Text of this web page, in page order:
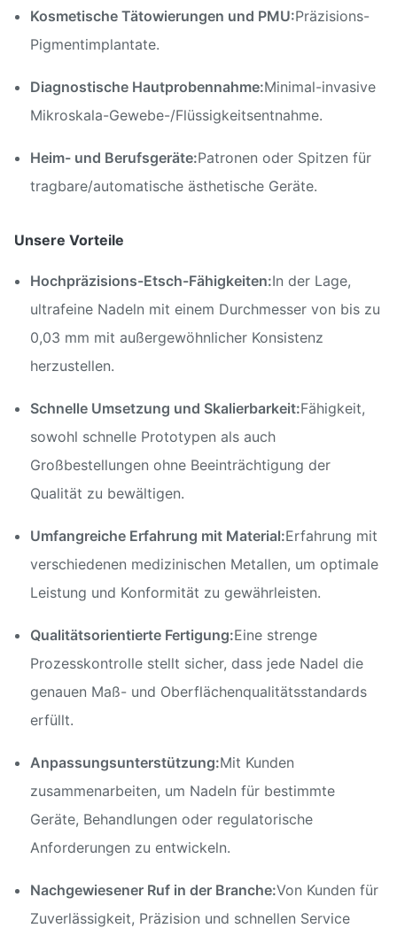
Kosmetische Tätowierungen und PMU:Präzisions-
Pigmentimplantate.
Diagnostische Hautprobennahme:Minimal-invasive
Mikroskala-Gewebe-/Flüssigkeitsentnahme.
Heim- und Berufsgeräte:Patronen oder Spitzen für
tragbare/automatische ästhetische Geräte.
Unsere Vorteile
Hochpräzisions-Etsch-Fähigkeiten:In der Lage,
ultrafeine Nadeln mit einem Durchmesser von bis zu
0,03 mm mit außergewöhnlicher Konsistenz
herzustellen.
Schnelle Umsetzung und Skalierbarkeit:Fähigkeit,
sowohl schnelle Prototypen als auch
Großbestellungen ohne Beeinträchtigung der
Qualität zu bewältigen.
Umfangreiche Erfahrung mit Material:Erfahrung mit
verschiedenen medizinischen Metallen, um optimale
Leistung und Konformität zu gewährleisten.
Qualitätsorientierte Fertigung:Eine strenge
Prozesskontrolle stellt sicher, dass jede Nadel die
genauen Maß- und Oberflächenqualitätsstandards
erfüllt.
Anpassungsunterstützung:Mit Kunden
zusammenarbeiten, um Nadeln für bestimmte
Geräte, Behandlungen oder regulatorische
Anforderungen zu entwickeln.
Nachgewiesener Ruf in der Branche:Von Kunden für
Zuverlässigkeit, Präzision und schnellen Service